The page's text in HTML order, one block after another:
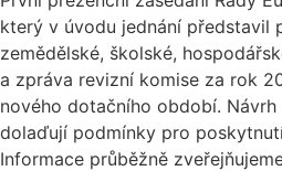
který v úvodu jednání představil
zemědělské, školské,
a zpráva revizní komise za rok
nového dotačního období.
dolaďují podmínky pro
Informace průběžně